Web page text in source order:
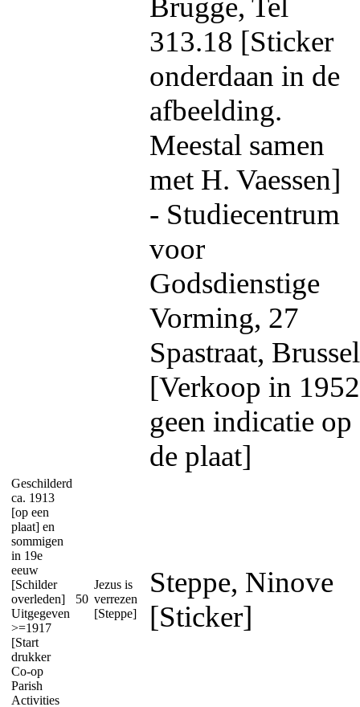
313.18 [Sticker
onderdaan in de
afbeelding.
Meestal samen
met H. Vaessen]
- Studiecentrum
voor
Godsdienstige
Vorming, 27
Spastraat, Brussel
[Verkoop in
geen indicatie op
de plaat]
Geschilderd
ca. 1913
[op een
plaat] en
sommigen
in 19e
eeuw
[Schilder
overleden]
Uitgegeven
>=1917
[Start
drukker
Co-op
Parish
Activities
50
Jezus is
verrezen
[Steppe]
Steppe, Ninove
[Sticker]